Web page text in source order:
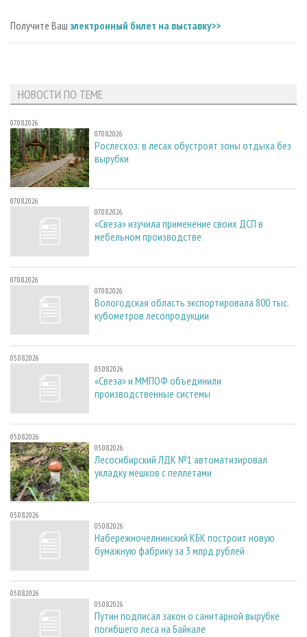
Получите Ваш электронный билет на выставку>>
НОВОСТИ ПО ТЕМЕ
07.08.2026
07.08.2026
Рослесхоз: в лесах обустроят зоны отдыха без
вырубки
07.08.2026
07.08.2026
«Свеза» изучила применение своих ДСП в
мебельном производстве
07.08.2026
07.08.2026
Вологодская область экспортировала 800 тыс.
кубометров лесопродукции
05.08.2026
05.08.2026
«Свеза» и ММПОФ объединили
производственные системы
05.08.2026
05.08.2026
Лесосибирский ЛДК №1 автоматизировал
укладку мешков с пеллетами
05.08.2026
05.08.2026
Набережночелнинский КБК построит новую
бумажную фабрику за 3 млрд рублей
05.08.2026
05.08.2026
Путин подписал закон о санитарной вырубке
погибшего леса на Байкале